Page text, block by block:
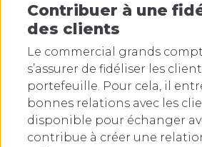
Contribuer à une
des clients
Le commercial grands
s’assurer de fidéliser les
portefeuille. Pour cela, il
bonnes relations avec les
disponible pour échanger
contribue à créer une